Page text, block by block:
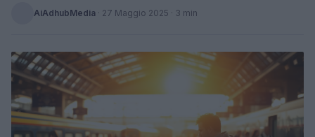
AiAdhubMedia · 27 Maggio 2025 · 3 min